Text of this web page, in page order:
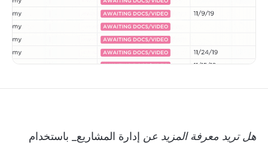
هل تريد معرفة المزيد عن إدارة المشاريع_ باستخدام